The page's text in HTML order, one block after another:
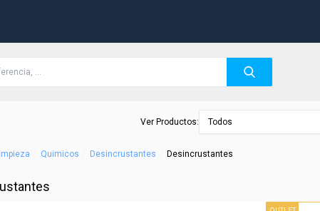
Ver Productos: Todos
Quimicos Desincrustantes Desincrustantes